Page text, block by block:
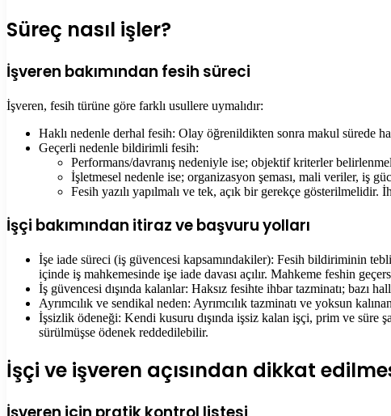
Süreç nasıl işler?
İşveren bakımından fesih süreci
İşveren, fesih türüne göre farklı usullere uymalıdır:
Haklı nedenle derhal fesih: Olay öğrenildikten sonra makul sürede
Geçerli nedenle bildirimli fesih:
Performans/davranış nedeniyle ise; objektif kriterler
İşletmesel nedenle ise; organizasyon şeması, mali veriler, iş
Fesih yazılı yapılmalı ve tek, açık bir gerekçe
İşçi bakımından itiraz ve başvuru yolları
İşe iade süreci (iş güvencesi kapsamındakiler): Fesih bildiriminin
içinde iş mahkemesinde işe iade davası açılır. Mahkeme feshin
İş güvencesi dışında kalanlar: Haksız fesihte ihbar tazminatı; bazı
Ayrımcılık ve sendikal neden: Ayrımcılık tazminatı ve yoksun
İşsizlik ödeneği: Kendi kusuru dışında işsiz kalan işçi, prim ve süre
sürülmüşse ödenek reddedilebilir.
İşçi ve işveren açısından dikkat